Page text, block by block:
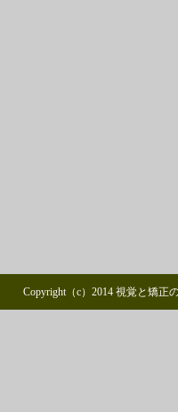
Copyright（c）2014 視覚と矯正